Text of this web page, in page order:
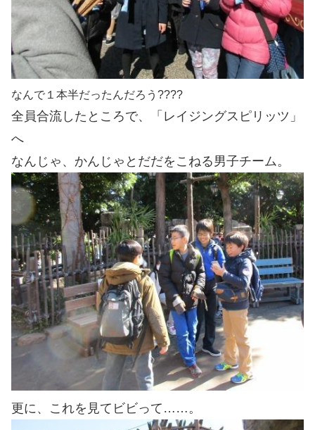
なんで１本半だったんだろう????
全員合流したところで、「レイジングスピリッツ」
へ
なんじゃ、かんじゃとだだをこねる男子チーム。
更に、これを見てビビって……。